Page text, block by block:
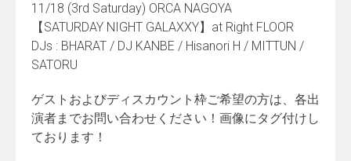
11/18 (3rd Saturday) ORCA NAGOYA
【SATURDAY NIGHT GALAXXY】at Right FLOOR
DJs : BHARAT / DJ KANBE / Hisanori H / MITTUN /
SATORU
ゲストおよびディスカウント枠ご希望の方は、各出
演者までお問い合わせください！画像にタグ付けし
ております！